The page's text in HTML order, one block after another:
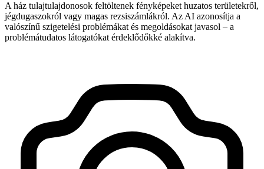
A ház tulajtulajdonosok feltöltenek fényképeket huzatos területekről,
jégdugaszokról vagy magas rezsiszámlákról. Az AI azonosítja a
valószínű szigetelési problémákat és megoldásokat javasol – a
problémátudatos látogatókat érdeklődőkké alakítva.